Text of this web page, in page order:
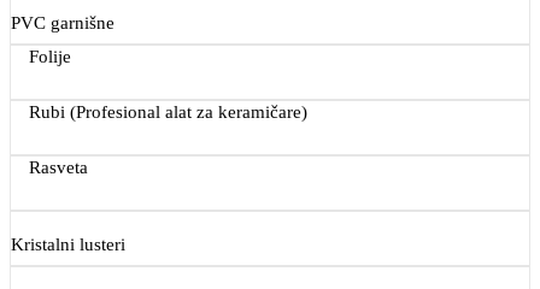
PVC garnišne
Folije
Rubi (Profesional alat za keramičare)
Rasveta
Kristalni lusteri